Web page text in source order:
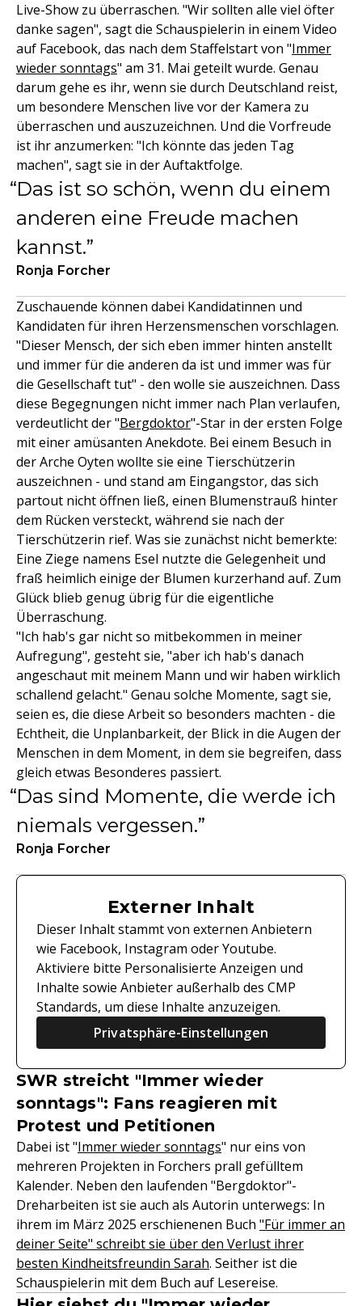
Live-Show zu überraschen. "Wir sollten alle viel öfter
danke sagen", sagt die Schauspielerin in einem Video
auf Facebook, das nach dem Staffelstart von "Immer
wieder sonntags" am 31. Mai geteilt wurde. Genau
darum gehe es ihr, wenn sie durch Deutschland reist,
um besondere Menschen live vor der Kamera zu
überraschen und auszuzeichnen. Und die Vorfreude
ist ihr anzumerken: "Ich könnte das jeden Tag
machen", sagt sie in der Auftaktfolge.
Das ist so schön, wenn du einem
anderen eine Freude machen
kannst.
Ronja Forcher
Zuschauende können dabei Kandidatinnen und
Kandidaten für ihren Herzensmenschen vorschlagen.
"Dieser Mensch, der sich eben immer hinten anstellt
und immer für die anderen da ist und immer was für
die Gesellschaft tut" - den wolle sie auszeichnen. Dass
diese Begegnungen nicht immer nach Plan verlaufen,
verdeutlicht der "Bergdoktor"-Star in der ersten Folge
mit einer amüsanten Anekdote. Bei einem Besuch in
der Arche Oyten wollte sie eine Tierschützerin
auszeichnen - und stand am Eingangstor, das sich
partout nicht öffnen ließ, einen Blumenstrauß hinter
dem Rücken versteckt, während sie nach der
Tierschützerin rief. Was sie zunächst nicht bemerkte:
Eine Ziege namens Esel nutzte die Gelegenheit und
fraß heimlich einige der Blumen kurzerhand auf. Zum
Glück blieb genug übrig für die eigentliche
Überraschung.
"Ich hab's gar nicht so mitbekommen in meiner
Aufregung", gesteht sie, "aber ich hab's danach
angeschaut mit meinem Mann und wir haben wirklich
schallend gelacht." Genau solche Momente, sagt sie,
seien es, die diese Arbeit so besonders machten - die
Echtheit, die Unplanbarkeit, der Blick in die Augen der
Menschen in dem Moment, in dem sie begreifen, dass
gleich etwas Besonderes passiert.
Das sind Momente, die werde ich
niemals vergessen.
Ronja Forcher
Externer Inhalt
Dieser Inhalt stammt von externen Anbietern
wie Facebook, Instagram oder Youtube.
Aktiviere bitte Personalisierte Anzeigen und
Inhalte sowie Anbieter außerhalb des CMP
Standards, um diese Inhalte anzuzeigen.
Privatsphäre-Einstellungen
SWR streicht "Immer wieder
sonntags": Fans reagieren mit
Protest und Petitionen
Dabei ist "Immer wieder sonntags" nur eins von
mehreren Projekten in Forchers prall gefülltem
Kalender. Neben den laufenden "Bergdoktor"-
Dreharbeiten ist sie auch als Autorin unterwegs: In
ihrem im März 2025 erschienenen Buch "Für immer an
deiner Seite" schreibt sie über den Verlust ihrer
besten Kindheitsfreundin Sarah. Seither ist die
Schauspielerin mit dem Buch auf Lesereise.